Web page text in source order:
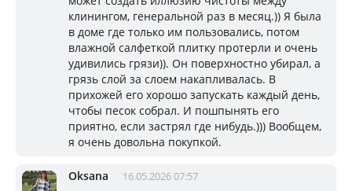
клинингом, генеральной раз в месяц.)) Я была
в доме где только им пользовались, потом
влажной салфеткой плитку протерли и очень
удивились грязи)). Он поверхностно убирал, а
грязь слой за слоем накапливалась. В
прихожей его хорошо запускать каждый день,
чтобы песок собрал. И пошпынять его
приятно, если застрял где нибудь.))) Вообщем,
я очень довольна покупкой.
Oksana 16.05.2026 07:57